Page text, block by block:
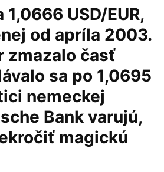
USD/EUR,
od apríla 2003.
zmazalo časť
sa po 1,0695
nemeckej
Bank varujú,
magickú